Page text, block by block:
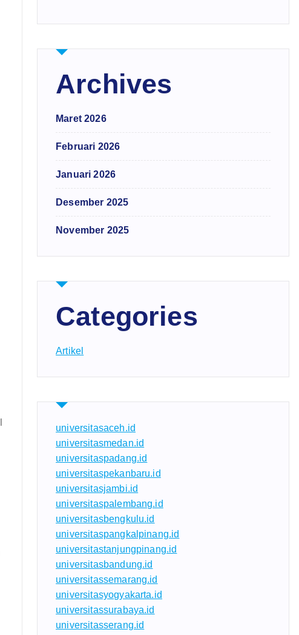
Archives
Maret 2026
Februari 2026
Januari 2026
Desember 2025
November 2025
Categories
Artikel
universitasaceh.id
universitasmedan.id
universitaspadang.id
universitaspekanbaru.id
universitasjambi.id
universitaspalembang.id
universitasbengkulu.id
universitaspangkalpinang.id
universitastanjungpinang.id
universitasbandung.id
universitassemarang.id
universitasyogyakarta.id
universitassurabaya.id
universitasserang.id